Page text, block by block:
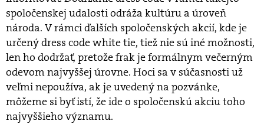
spoločenskej udalosti odráža kultúru a úroveň
národa. V rámci ďalších spoločenských akcií, kde je
určený dress code white tie, tiež nie sú iné možnosti,
len ho dodržať, pretože frak je formálnym večerným
odevom najvyššej úrovne. Hoci sa v súčasnosti už
veľmi nepoužíva, ak je uvedený na pozvánke,
môžeme si byť istí, že ide o spoločenskú akciu toho
najvyššieho významu.